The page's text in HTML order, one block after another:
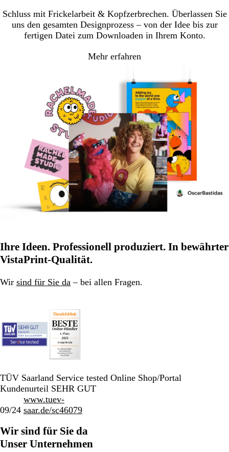
Schluss mit Frickelarbeit & Kopfzerbrechen. Überlassen Sie
uns den gesamten Designprozess – von der Idee bis zur
fertigen Datei zum Downloaden in Ihrem Konto.
Mehr erfahren
Ihre Ideen. Professionell produziert. In bewährter
VistaPrint-Qualität.
Wir sind für Sie da – bei allen Fragen.
TÜV Saarland Service tested Online Shop/Portal
Kundenurteil SEHR GUT
09/24
www.tuev-
saar.de/sc46079
Wir sind für Sie da
Unser Unternehmen